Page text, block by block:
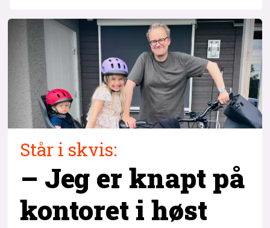
Står i skvis:
– Jeg er knapt på
kontoret i høst